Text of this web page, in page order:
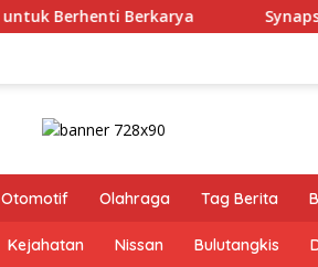
Synapse Power Dorong
Otomotif Olahraga Tag Berita
Kejahatan Nissan Bulutangkis